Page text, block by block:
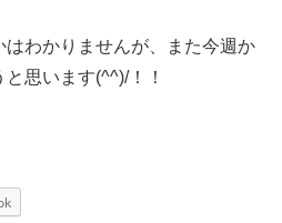
はわかりませんが、また今週か
思います(^^)/！！